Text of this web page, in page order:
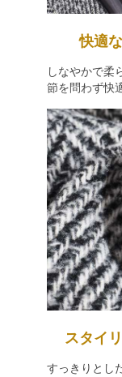
快適
しなやかで柔
節を問わず快
スタイ
すっきりとし